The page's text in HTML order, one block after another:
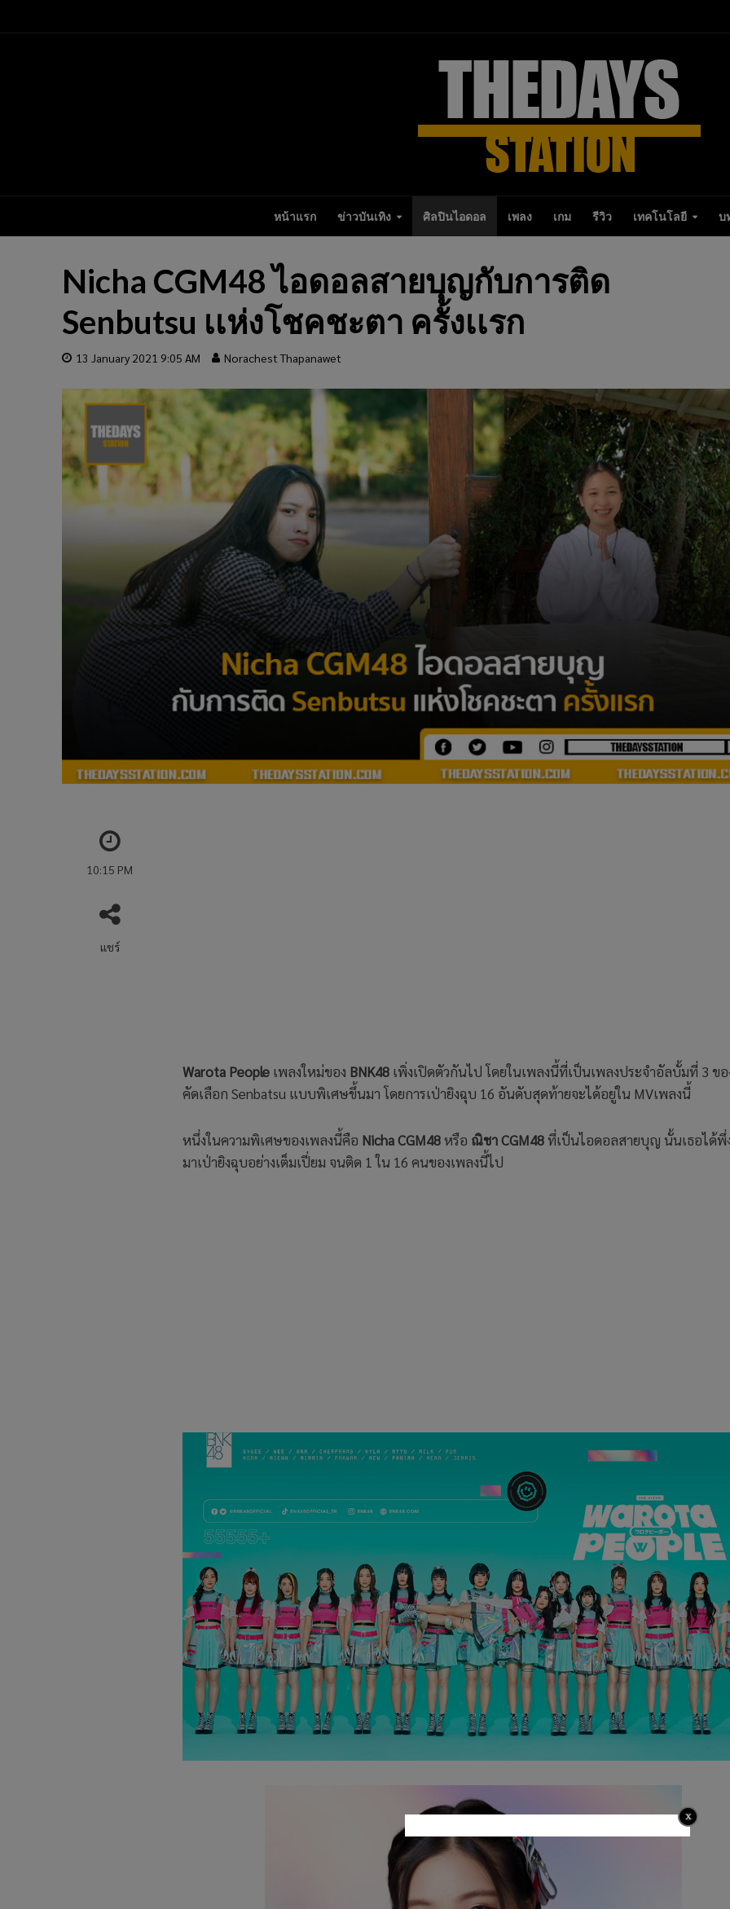
หน้าแรก ข่าวบันเทิง ศิลปินไอดอล เพลง เกม รีวิว เทคโนโลยี บ
Nicha CGM48 ไอดอลสายบุญกับการติด
Senbutsu เเห่งโชคชะตา ครั้งเเรก
13 January 2021 9:05 AM Norachest Thapanawet
10:15 PM
แชร์
Warota People เพลงใหม่ของ BNK48 เพิ่งเปิดตัวกันไป โดยในเพลงนี้ที่เป็นเพลงประจำอัลบั้มที่ 3 ขอ
คัดเลือก Senbatsu แบบพิเศษขึ้นมา โดยการเป่ายิงฉุบ 16 อันดับสุดท้ายจะได้อยู่ใน MVเพลงนี้
หนึ่งในความพิเศษของเพลงนี้คือ Nicha CGM48 หรือ ณิชา CGM48 ที่เป็นไอดอลสายบุญ นั้นเธอได้
มาเป่ายิงฉุบอย่างเต็มเปี่ยม จนติด 1 ใน 16 คนของเพลงนี้ไป